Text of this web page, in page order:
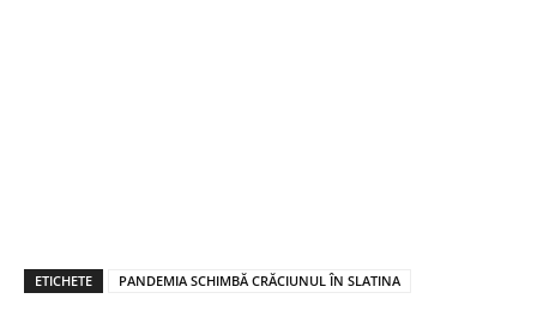
ETICHETE PANDEMIA SCHIMBĂ CRĂCIUNUL ÎN SLATINA